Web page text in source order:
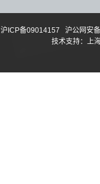
沪ICP备09014157
沪公网安
技术支持：上